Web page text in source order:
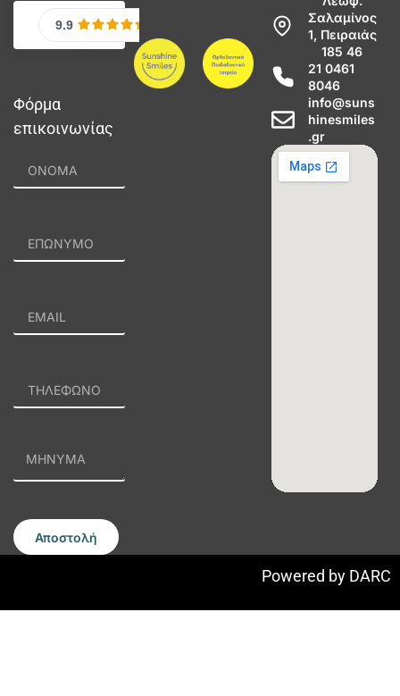
Φόρμα
επικοινωνίας
Αποστολή
Σαλαμίνος
1, Πειραιάς
185 46
21 0461
8046
info@suns
hinesmiles
.gr
Powered by DARC